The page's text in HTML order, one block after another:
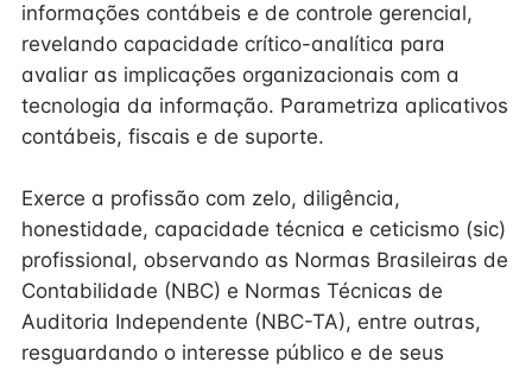
informações contábeis e de controle gerencial,
revelando capacidade crítico-analítica para
avaliar as implicações organizacionais com a
tecnologia da informação. Parametriza aplicativos
contábeis, fiscais e de suporte.
Exerce a profissão com zelo, diligência,
honestidade, capacidade técnica e ceticismo (sic)
profissional, observando as Normas Brasileiras de
Contabilidade (NBC) e Normas Técnicas de
Auditoria Independente (NBC-TA), entre outras,
resguardando o interesse público e de seus